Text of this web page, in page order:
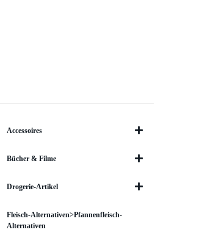
Accessoires
Bücher & Filme
Drogerie-Artikel
Fleisch-Alternativen>Pfannenfleisch-
Alternativen